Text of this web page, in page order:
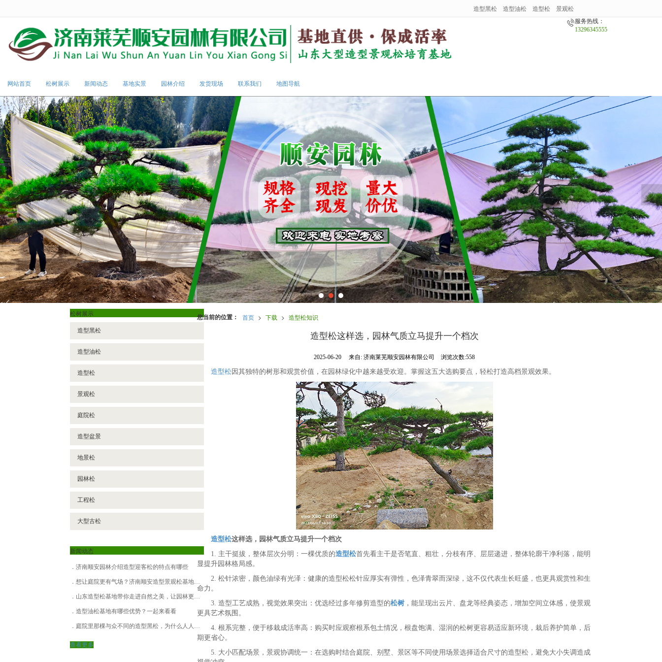
造型黑松 造型油松 造型松 景观松
服务热线：
13296345555
网站首页 松树展示 新闻动态 基地实景 园林介绍 发货现场 联系我们 地图导航
您当前的位置： 首页 > 下载 > 造型松知识
造型松这样选，园林气质立马提升一个档次
2025-06-20 来自:济南莱芜顺安园林有限公司 浏览次数:558
造型松因其独特的树形和观赏价值，在园林绿化中越来越受欢迎。掌握这五大选购要点，轻松打造高档景观效果。
造型松这样选，园林气质立马提升一个档次
1. 主干挺拔，整体层次分明：一棵优质的造型松首先看主干是否笔直、粗壮，分枝有序、层层递进，整体轮廓干净利落，能明
显提升园林格局感。
2. 松针浓密，颜色油绿有光泽：健康的造型松松针应厚实有弹性，色泽青翠而深绿，这不仅代表生长旺盛，也更具观赏性和生
命力。
3. 造型工艺成熟，视觉效果突出：优选经过多年修剪造型的松树，能呈现出云片、盘龙等经典姿态，增加空间立体感，使景观
更具艺术氛围。
4. 根系完整，便于移栽成活率高：购买时应观察根系包土情况，根盘饱满、湿润的松树更容易适应新环境，栽后养护简单，后
期更省心。
5. 大小匹配场景，景观协调统一：在选购时结合庭院、别墅、景区等不同使用场景选择适合尺寸的造型松，避免大小失调造成
松树展示
造型黑松
造型油松
造型松
景观松
庭院松
造型盆景
地景松
园林松
工程松
大型古松
新闻动态
济南顺安园林介绍造型迎客松的特点有哪些
想让庭院更有气场？济南顺安造型景观松基地给你答案
山东造型松基地带你走进自然之美，让园林更有韵味！
造型油松基地有哪些优势？一起来看看
庭院里那棵与众不同的造型黑松，为什么人人都想拥有？
查看更多